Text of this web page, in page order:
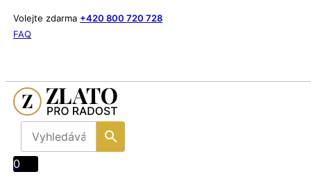
Volejte zdarma +420 800 720 728
FAQ
0